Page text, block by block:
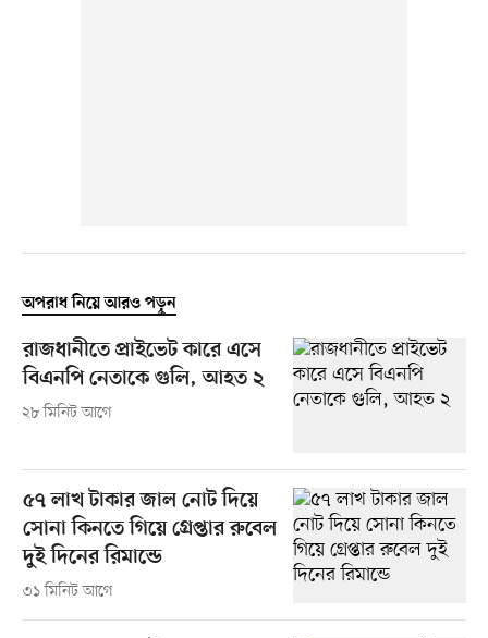
অপরাধ নিয়ে আরও পড়ুন
রাজধানীতে প্রাইভেট কারে এসে
বিএনপি নেতাকে গুলি, আহত ২
২৮ মিনিট আগে
৫৭ লাখ টাকার জাল নোট দিয়ে
সোনা কিনতে গিয়ে গ্রেপ্তার রুবেল
দুই দিনের রিমান্ডে
৩১ মিনিট আগে